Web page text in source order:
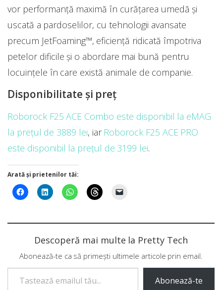
vor performanță maximă în curățarea umedă și
uscată a pardoselilor, cu tehnologii avansate
precum JetFoaming™, eficiență ridicată împotriva
petelor dificile și o abordare mai bună pentru
locuințele în care există animale de companie.
Disponibilitate și preț
Roborock F25 ACE Combo este disponibil la eMAG
la prețul de 3889 lei, iar Roborock F25 ACE PRO
este disponibil la prețul de 3199 lei.
Arată și prietenilor tăi:
Descoperă mai multe la Pretty Tech
Abonează-te ca să primești ultimele articole prin email.
Tastează emailul tău...
Abonează-te